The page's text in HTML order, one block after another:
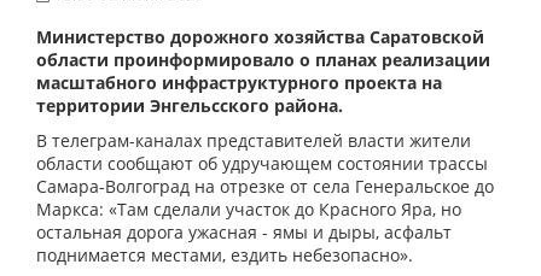
Министерство дорожного хозяйства Саратовской
области проинформировало о планах реализации
масштабного инфраструктурного проекта на
территории Энгельсского района.
В телеграм-каналах представителей власти жители
области сообщают об удручающем состоянии трассы
Самара-Волгоград на отрезке от села Генеральское до
Маркса: «Там сделали участок до Красного Яра, но
остальная дорога ужасная - ямы и дыры, асфальт
поднимается местами, ездить небезопасно».